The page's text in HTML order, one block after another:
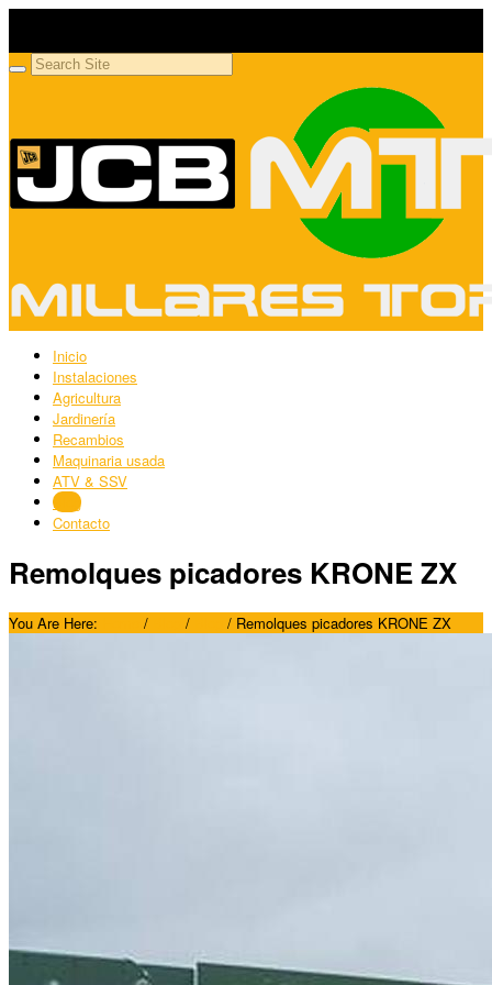
Inicio
Instalaciones
Agricultura
Jardinería
Recambios
Maquinaria usada
ATV & SSV
Blog
Contacto
Remolques picadores KRONE ZX
You Are Here: / / / Remolques picadores KRONE ZX